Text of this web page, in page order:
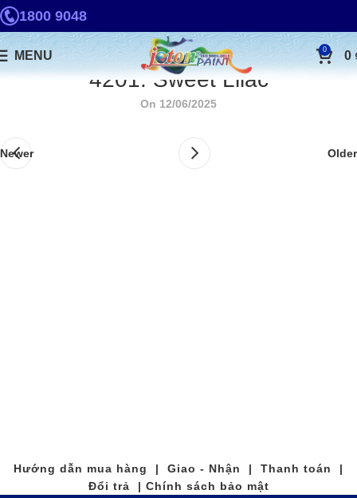
1800 9048
MENU 0 0
4201. Sweet Lilac
On 12/06/2025
Newer Older
Hướng dẫn mua hàng | Giao - Nhận | Thanh toán |
Đổi trả | Chính sách bảo mật